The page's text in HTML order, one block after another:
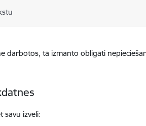
darbotos, tā izmanto obligāti
savu izvēli: